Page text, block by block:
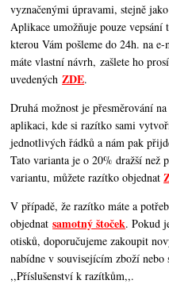
vyznačenými úpravami, stejně
Aplikace umožňuje pouze
kterou Vám pošleme do 24h. na
máte vlastní návrh, zašlete ho
uvedenýchZDE.
Druhá možnost je přesměrování
aplikaci, kde si razítko sami
jednotlivých řádků a nám pak
Tato varianta je o 20% dražší než
variantu, můžete razítko objednat
V případě, že razítko máte a
objednatsamotný štoček. Pokud
otisků, doporučujeme zakoupit
nabídne v souvisejícím zboží
,,Příslušenství k razítkům,,.